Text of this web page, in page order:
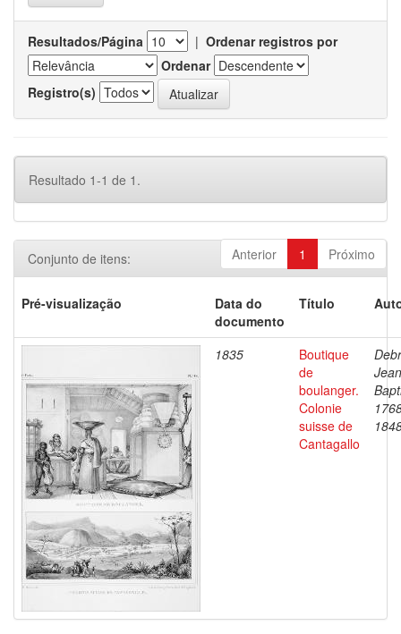
Resultados/Página | Ordenar registros por
Ordenar
Registro(s)
Resultado 1-1 de 1.
Anterior 1 Próximo
Conjunto de itens:
Pré-visualização
Data do
documento
Título
1835
Boutique
de
boulanger.
Colonie
suisse de
Cantagallo
Jean